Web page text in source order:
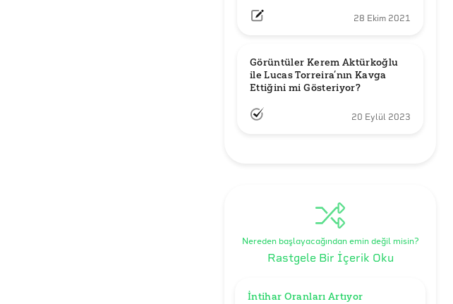
28 Ekim 2021
Görüntüler Kerem Aktürkoğlu
ile Lucas Torreira’nın Kavga
Ettiğini mi Gösteriyor?
20 Eylül 2023
Nereden başlayacağından emin değil misin?
Rastgele Bir İçerik Oku
İntihar Oranları Artıyor